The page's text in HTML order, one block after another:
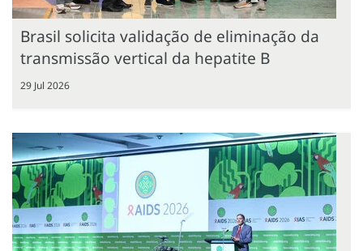
Brasil solicita validação de eliminação da
transmissão vertical da hepatite B
29 Jul 2026